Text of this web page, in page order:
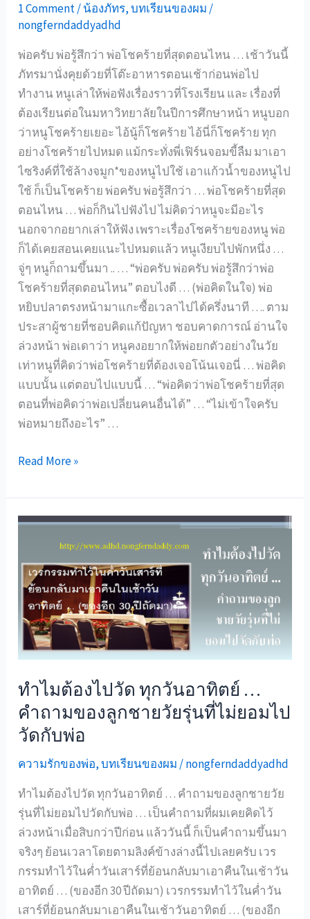
สุข
กว่า
พ่อ
แน่นอน
1 Comment/น้องภัทร,บทเรียนของผม /
nongferndaddyadhd
พ่อครับ พ่อรู้สึกว่า พ่อโชคร้ายที่สุดตอนไหน … เช้าวันนี้
ภัทรมานั่งคุยด้วยที่โต๊ะอาหารตอนเช้าก่อนพ่อไป
ทำงาน หนูเล่าให้พ่อฟังเรื่องราวที่โรงเรียน และ เรื่องที่
ต้องเรียนต่อในมหาวิทยาลัยในปีการศึกษาหน้า หนูบอก
ว่าหนูโชคร้ายเยอะ ไอ้นู้ก็โชคร้าย ไอ้นี่ก็โชคร้าย ทุก
อย่างโชคร้ายไปหมด แม้กระทั่งพี่เฟิร์นจอมขี้ลืม มาเอา
ไซริงค์ที่ใช้ล้างจมูก*ของหนูไปใช้ เอาแก้วน้ำของหนูไป
ใช้ ก็เป็นโชคร้าย พ่อครับ พ่อรู้สึกว่า … พ่อโชคร้ายที่สุด
ตอนไหน … พ่อก็กินไปฟังไป ไม่คิดว่าหนูจะมีอะไร
นอกจากอยากเล่าให้ฟัง เพราะเรื่องโชคร้ายของหนู พ่อ
ก็ได้เคยสอนเคยแนะไปหมดแล้ว หนูเงียบไปพักหนึ่ง …
จู่ๆ หนูก็ถามขึ้นมา .. … “พ่อครับ พ่อครับ พ่อรู้สึกว่าพ่อ
โชคร้ายที่สุดตอนไหน” ตอบไงดี … (พ่อคิดในใจ) พ่อ
หยิบปลาตรงหน้ามาแกะซื้อเวลาไปได้ครึ่งนาที …. ตาม
ประสาผู้ชายที่ชอบคิดแก้ปัญหา ชอบคาดการณ์ อ่านใจ
ล่วงหน้า พ่อเดาว่า หนูคงอยากให้พ่อยกตัวอย่างในวัย
เท่าหนูที่คิดว่าพ่อโชคร้ายที่ต้องเจอโน้นเจอนี่ … พ่อคิด
แบบนั้น แต่ตอบไปแบบนี้ … “พ่อคิดว่าพ่อโชคร้ายที่สุด
ตอนที่พ่อคิดว่าพ่อเปลี่ยนคนอื่นได้” … “ไม่เข้าใจครับ
พ่อหมายถึงอะไร” …
พ่อ
พ่อ
รู้สึก
โชค
ร้าย
ที่สุด
ตอน
ไหน
อีก
บท
เรียน
ของ
ลูก
ภัทร
Read More »
ทำไมต้องไปวัด ทุกวันอาทิตย์ …
คำถามของลูกชายวัยรุ่นที่ไม่ยอมไป
วัดกับพ่อ
ความรักของพ่อ,บทเรียนของผม /nongferndaddyadhd
ทำไมต้องไปวัด ทุกวันอาทิตย์ … คำถามของลูกชายวัย
รุ่นที่ไม่ยอมไปวัดกับพ่อ … เป็นคำถามที่ผมเคยคิดไว้
ล่วงหน้าเมื่อสิบกว่าปีก่อน แล้ววันนี้ ก็เป็นคำถามขึ้นมา
จริงๆ ย้อนเวลาโดยตามลิงค์ข้างล่างนี้ไปเลยครับ เวร
กรรมทำไว้ในค่ำวันเสาร์ที่ย้อนกลับมาเอาคืนในเช้าวัน
อาทิตย์ … (ของอีก 30 ปีถัดมา) เวรกรรมทำไว้ในค่ำวัน
เสาร์ที่ย้อนกลับมาเอาคืนในเช้าวันอาทิตย์ … (ของอีก